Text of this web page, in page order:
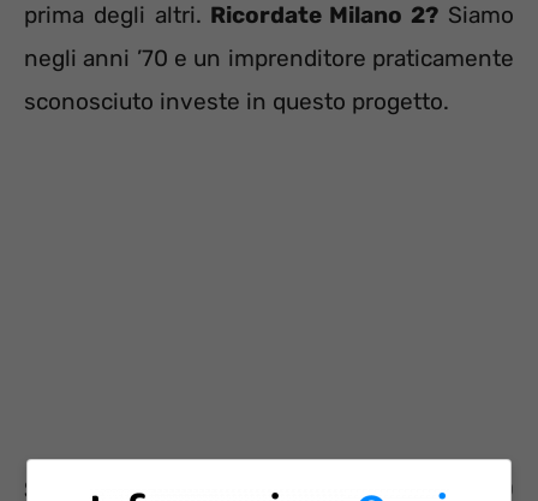
prima degli altri. Ricordate Milano 2? Siamo
negli anni ’70 e un imprenditore praticamente
sconosciuto investe in questo progetto.
Silvio Berlusconi e Milano 2, nel 1970